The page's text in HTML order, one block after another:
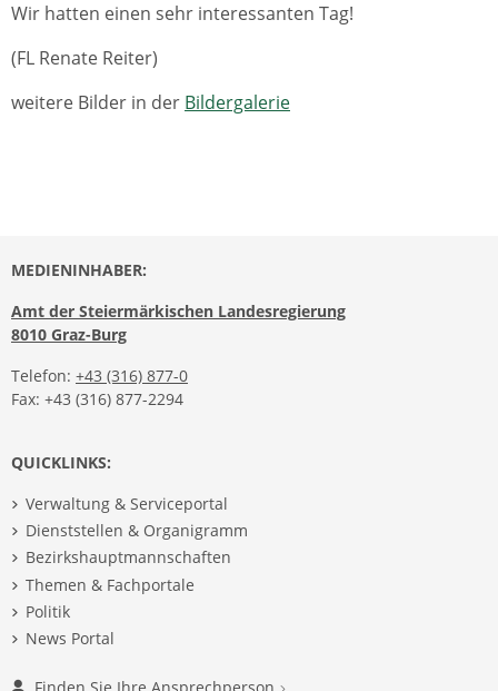
Wir hatten einen sehr interessanten Tag!
(FL Renate Reiter)
weitere Bilder in der Bildergalerie
MEDIENINHABER:
Amt der Steiermärkischen Landesregierung
8010 Graz-Burg
Telefon: +43 (316) 877-0
Fax: +43 (316) 877-2294
QUICKLINKS:
Verwaltung & Serviceportal
Dienststellen & Organigramm
Bezirkshauptmannschaften
Themen & Fachportale
Politik
News Portal